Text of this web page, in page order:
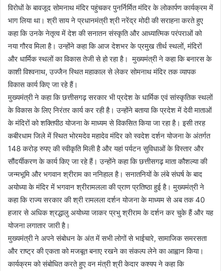
विरोधों के बावजूद सोमनाथ मंदिर पहुंचकर पुनर्निर्मित मंदिर के लोकार्पण कार्यक्रम में
भाग लिया था। श्री साय ने प्रधानमंत्री श्री नरेंद्र मोदी की सराहना करते हुए
कहा कि उनके नेतृत्व में देश की सनातन संस्कृति और आध्यात्मिक परंपराओं को
नया गौरव मिला है। उन्होंने कहा कि आज देशभर के प्रमुख तीर्थ स्थलों, मंदिरों
और धार्मिक स्थलों का विकास तेजी से हो रहा है। मुख्यमंत्री ने कहा कि बनारस के
काशी विश्वनाथ, उज्जैन स्थित महाकाल से लेकर सोमनाथ मंदिर तक व्यापक
विकास कार्य किए जा रहे हैं।
मुख्यमंत्री ने कहा कि छत्तीसगढ़ सरकार भी प्रदेश के धार्मिक एवं सांस्कृतिक स्थलों
के विकास के लिए निरंतर कार्य कर रही है। उन्होंने बताया कि प्रदेश में देवी माताओं
के मंदिरों को शक्तिपीठ योजना के माध्यम से विकसित किया जा रहा है। इसी तरह
कबीरधाम जिले में स्थित भोरमदेव महादेव मंदिर को स्वदेश दर्शन योजना के अंतर्गत
148 करोड़ रुपए की स्वीकृति मिली है और यहां पर्यटन सुविधाओं के विस्तार और
सौंदर्यीकरण के कार्य किए जा रहे हैं। उन्होंने कहा कि छत्तीसगढ़ माता कौशल्या की
जन्मभूमि और भगवान श्रीराम का ननिहाल है। सनातनियों के लंबे संघर्ष के बाद
अयोध्या के मंदिर में भगवान श्रीरामलला की प्राण प्रतिष्ठा हुई है। मुख्यमंत्री ने
कहा कि राज्य सरकार की श्री रामलला दर्शन योजना के माध्यम से अब तक 40
हजार से अधिक श्रद्धालु अयोध्या जाकर प्रभु श्रीराम के दर्शन कर चुके हैं और यह
योजना लगातार जारी है।
मुख्यमंत्री ने अपने संबोधन के अंत में सभी लोगों से भाईचारे, सामाजिक समरसता
और राष्ट्र की एकता को मजबूत बनाए रखने का संकल्प लेने का आह्वान किया।
कार्यक्रम को संबोधित करते हुए वन मंत्री श्री केदार कश्यप ने कहा कि